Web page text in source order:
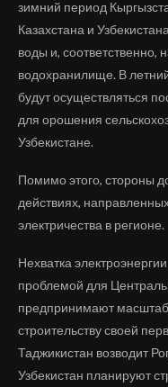
зимний период
Казахстана и
воды и, соответственно,
водохранилище. В
будут осуществляться
для орошения
Узбекистане.
Помимо этого, стороны
действиях,
электричества в регионе.
Нехватка
проблемой для
предпринимают
строительству своей
Таджикистан возводит
Узбекистан планируют